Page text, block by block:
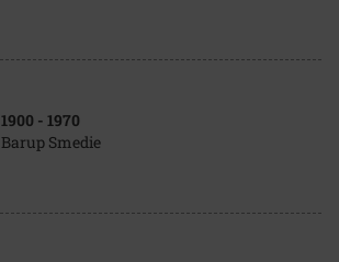
1900 - 1970
Barup Smedie